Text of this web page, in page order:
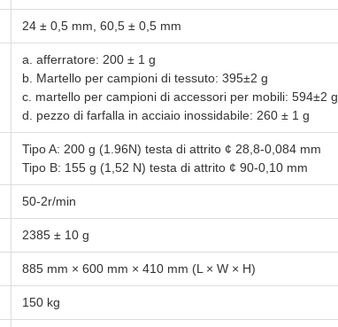
24 ± 0,5 mm, 60,5 ± 0,5 mm
a. afferratore: 200 ± 1 g
b. Martello per campioni di tessuto: 395±2 g
c. martello per campioni di accessori per mobili: 594±2 g
d. pezzo di farfalla in acciaio inossidabile: 260 ± 1 g
Tipo A: 200 g (1.96N) testa di attrito ¢ 28,8-0,084 mm
Tipo B: 155 g (1,52 N) testa di attrito ¢ 90-0,10 mm
50-2r/min
2385 ± 10 g
885 mm × 600 mm × 410 mm (L × W × H)
150 kg